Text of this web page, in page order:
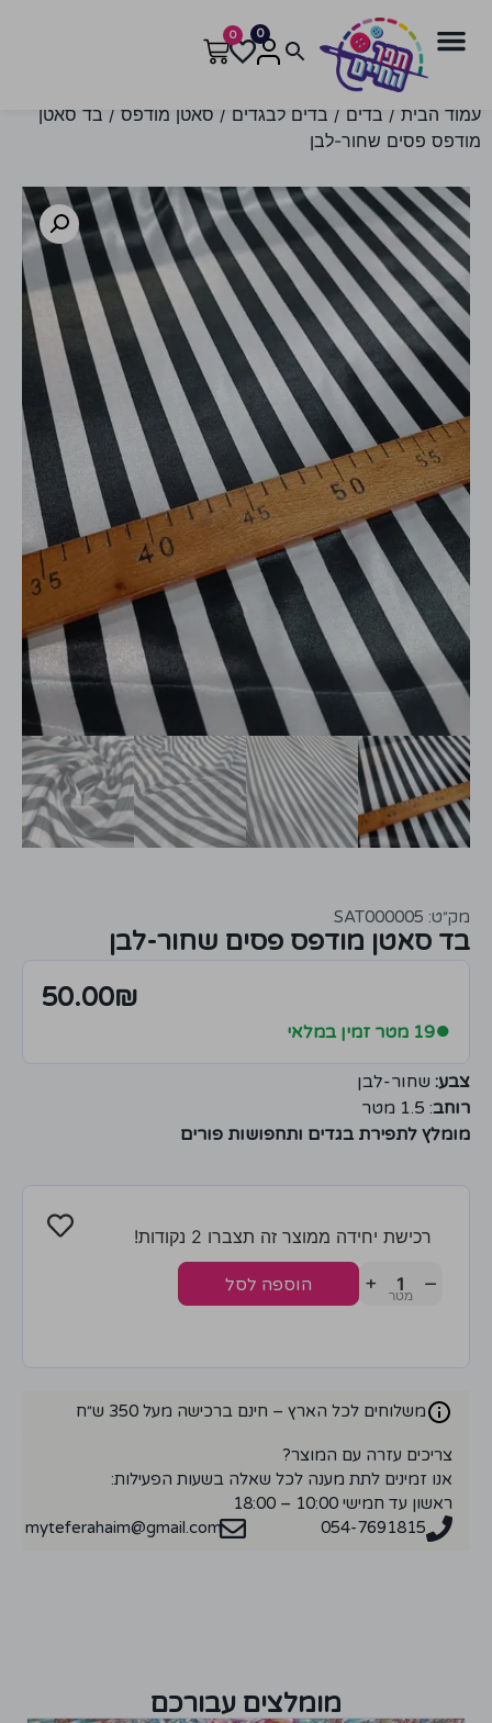
0
0
עמוד הבית / בדים / בדים לבגדים / סאטן מודפס / בד סאטן
מודפס פסים שחור-לבן
מק״ט: SAT000005
בד סאטן מודפס פסים שחור-לבן
50.00₪
●19 מטר זמין במלאי
צבע: שחור-לבן
רוחב: 1.5 מטר
מומלץ לתפירת בגדים ותחפושות פורים
רכישת יחידה ממוצר זה תצברו 2 נקודות!
−
+ הוספה לסל
משלוחים לכל הארץ – חינם ברכישה מעל 350 ש״ח
צריכים עזרה עם המוצר?
אנו זמינים לתת מענה לכל שאלה בשעות הפעילות:
ראשון עד חמישי 10:00 – 18:00
054-7691815
myteferahaim@gmail.com
מומלצים עבורכם